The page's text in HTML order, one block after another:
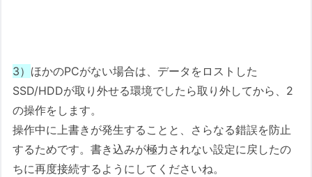
3） ほかのPCがない場合は、データをロストした
SSD/HDDが取り外せる環境でしたら取り外してから、2
の操作をします。
操作中に上書きが発生することと、さらなる錯誤を防止
するためです。書き込みが極力されない設定に戻したの
ちに再度接続するようにしてくださいね。